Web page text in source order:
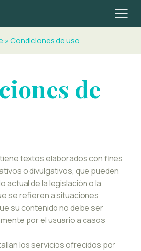
»Condiciones de uso
de
textos elaborados con fines
o divulgativos, que pueden
actual de la legislación o la
se refieren a situaciones
su contenido no debe ser
por el usuario a casos
los servicios ofrecidos por